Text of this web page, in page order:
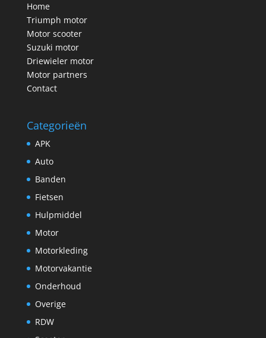
Home
Triumph motor
Motor scooter
Suzuki motor
Driewieler motor
Motor partners
Contact
Categorieën
APK
Auto
Banden
Fietsen
Hulpmiddel
Motor
Motorkleding
Motorvakantie
Onderhoud
Overige
RDW